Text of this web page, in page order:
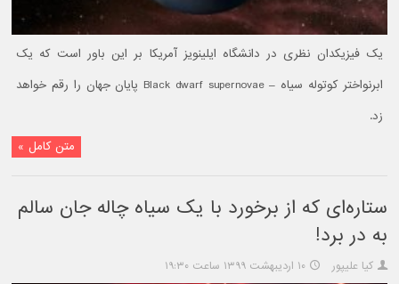
یک فیزیکدان نظری در دانشگاه ایلینویز آمریکا بر این باور است که یک
ابرنواختر کوتوله سیاه – Black dwarf supernovae پایان جهان را رقم خواهد
زد.
متن کامل »
ستاره‌ای که از برخورد با یک سیاه چاله جان سالم
به در برد!
کیا علیپور ۱۰ اردیبهشت ۱۳۹۹ ساعت ۱۹:۳۰